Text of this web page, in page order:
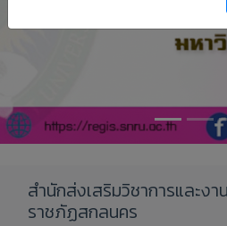
สำนักส่งเสริมวิชาการและง
ราชภัฏสกลนคร